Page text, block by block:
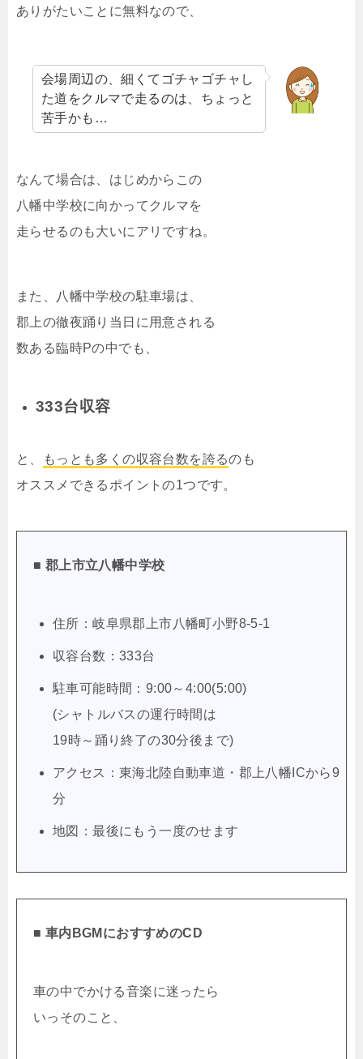
ありがたいことに無料なので、
会場周辺の、細くてゴチャゴチャし
た道をクルマで走るのは、ちょっと
苦手かも…
なんて場合は、はじめからこの
八幡中学校に向かってクルマを
走らせるのも大いにアリですね。
また、八幡中学校の駐車場は、
郡上の徹夜踊り当日に用意される
数ある臨時Pの中でも、
333台収容
と、 もっとも多くの収容台数を誇るのも
オススメできるポイントの1つです。
■ 郡上市立八幡中学校
住所：岐阜県郡上市八幡町小野8-5-1
収容台数：333台
駐車可能時間：9:00～4:00(5:00)
(シャトルバスの運行時間は
19時～踊り終了の30分後まで)
アクセス：東海北陸自動車道・郡上八幡ICから9
分
地図：最後にもう一度のせます
■ 車内BGMにおすすめのCD
車の中でかける音楽に迷ったら
いっそのこと、